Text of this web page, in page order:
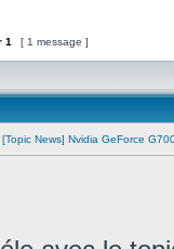
sujet
1 [ 1 message ]
[Topic News] Nvidia GeForce